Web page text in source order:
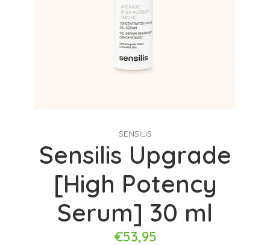
SENSILIS
Sensilis Upgrade
[High Potency
Serum] 30 ml
€53,95